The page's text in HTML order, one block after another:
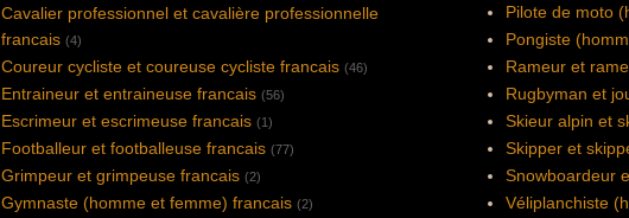
Cavalier professionnel et cavalière professionnelle
francais (4)
Coureur cycliste et coureuse cycliste francais (46)
Entraineur et entraineuse francais (56)
Escrimeur et escrimeuse francais (1)
Footballeur et footballeuse francais (77)
Grimpeur et grimpeuse francais (2)
Gymnaste (homme et femme) francais (2)
Pilote de moto
Pongiste
Rameur et
Rugbyman et
Skieur alpin et
Skipper et
Snowboardeur
Véliplanchiste